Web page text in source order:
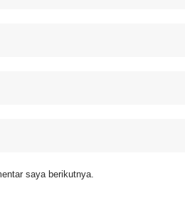
saya berikutnya.